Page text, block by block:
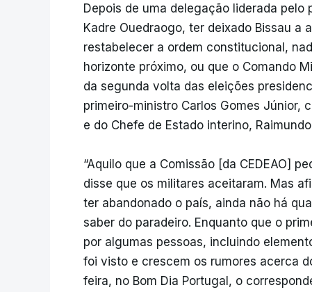
Depois de uma delegação liderada pelo
Kadre Ouedraogo, ter deixado Bissau a
restabelecer a ordem constitucional,
horizonte próximo, ou que o Comando
da segunda volta das eleições
primeiro-ministro Carlos Gomes Júnior,
e do Chefe de Estado interino,
“Aquilo que a Comissão [da CEDEAO]
disse que os militares aceitaram. Mas
ter abandonado o país, ainda não há
saber do paradeiro. Enquanto que o
por algumas pessoas, incluindo
foi visto e crescem os rumores acerca
feira, no Bom Dia Portugal, o